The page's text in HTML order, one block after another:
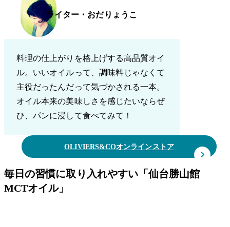
ライター・おだりょうこ
料理の仕上がりを格上げする高品質オイ
ル。いいオイルって、調味料じゃなくて
主役だったんだって気づかされる一本。
オイル本来の美味しさを感じたいならぜ
ひ、パンに浸して食べてみて！
OLIVIERS&COオンラインストア
毎日の習慣に取り入れやすい「仙台勝山館
MCTオイル」